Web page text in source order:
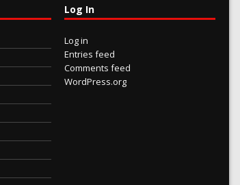
Log In
Log in
Entries feed
Comments feed
WordPress.org